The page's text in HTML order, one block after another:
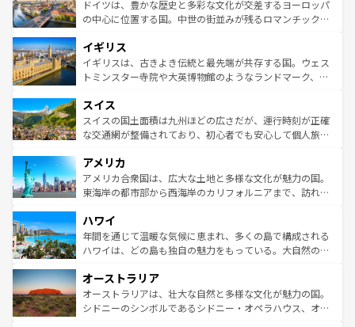
ンテンツ一覧を参照してほしい。
聖堂、美しいビーチ、そして豊かな自然が、訪れる者を心
から魅了する。また、フランスは美食の国としても知ら
いる。シャンパンの発祥地であるランス、プロヴァンスの
香り高いラベンダー畑など、多彩な楽しみ方が可能だ。さ
らに、パリ以外の地域にも魅力が溢れており、どの街角に
れる地方に足を運ぶとそれぞれで全く異なる文化を体験で
きるだろう。 なお、新着のフランス情報はコンテンツ一覧
を参照してほしい。
ドイツは、豊かな歴史と多彩な文化が交差するヨーロッパ
の中心に位置する国。中世の街並みが残るロマンチック街
顔を持つこの国は、どこを歩いても飽きることがない。ベ
ルリンの文化的活気、バイエルン州のアルプスの絶景、そ
してライン川沿いのワイン畑といった風景は必見。ビール
は、お酒好きな人にはぜひ体験してほしい。 なお、新着の
ドイツ情報はコンテンツ一覧を参照してほしい。
イギリス
イギリスは、古きよき伝統と最先端が共存する国。ウェス
トミンスター寺院や大英博物館のようなランドマーク、歴
リアごとに異なる魅力がある。また、優雅なアフタヌーン
ティー、ビール好きにはたまらない英国パブ、サッカー観
戦など、本場だからこそできる体験も豊富。イギリスを旅
ンツ一覧を参照してほしい。
スイス
スイスの国土面積は九州ほどの広さだが、運行時刻が正確
な交通網が整備されており、初心者でも安心して個人旅行
の建物がそのまま残る町や、スイスならではのユニークな
博物館もあり、アルプス観光だけでなく町歩きも満喫する
ことができる。国民の所得が高いため物価も高いが、旅行
ば市内交通費無料で観光を楽しむこともできる。 なお、新
着のスイス情報はコンテンツ一覧 を参照してほしい。
アメリカ
アメリカ合衆国は、広大な土地と多様な文化が魅力の国。
東海岸の都市部から西海岸のカリフォルニアまで、訪れる
のような巨大都市は、観光、ショッピング、エンターテイ
ンメントが詰まった刺激的なスポットだ。一方、アメリカ
西部には大自然が広がり、グランドキャニオンやイエロー
部のニューオーリンズでは、音楽と美食が融合した独特の
文化が魅力。旅行者はアメリカの各地域で異なる魅力を楽
しみながら、その多様性と豊かな歴史を感じることができ
ハワイ
年間を通じて温暖な気候に恵まれ、多くの島で構成される
ハワイは、どの島も独自の魅力をもっている。大自然の神
ワイ島は見逃せない。また、定番の観光地といえばオアフ
島だが、静かな自然を求めるならマウイ島やカウアイ島が
おすすめ。エメラルドグリーンに輝く海をはじめ、豊かな
オーストラリア
オーストラリアは、壮大な自然と多様な文化が魅力の国。
シドニーのシンボルであるシドニー・オペラハウス、オー